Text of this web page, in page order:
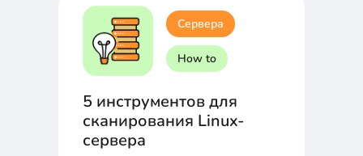
Сервера
How to
5 инструментов для
сканирования Linux-
сервера